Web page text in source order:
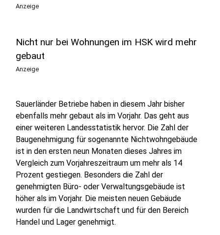
Anzeige
Nicht nur bei Wohnungen im HSK wird mehr
gebaut
Anzeige
Sauerländer Betriebe haben in diesem Jahr bisher
ebenfalls mehr gebaut als im Vorjahr. Das geht aus
einer weiteren Landesstatistik hervor. Die Zahl der
Baugenehmigung für sogenannte Nichtwohngebäude
ist in den ersten neun Monaten dieses Jahres im
Vergleich zum Vorjahreszeitraum um mehr als 14
Prozent gestiegen. Besonders die Zahl der
genehmigten Büro- oder Verwaltungsgebäude ist
höher als im Vorjahr. Die meisten neuen Gebäude
wurden für die Landwirtschaft und für den Bereich
Handel und Lager genehmigt.